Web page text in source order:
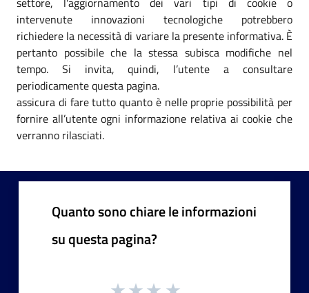
intervenute innovazioni tecnologiche potrebbero
richiedere la necessità di variare la presente informativa. È
pertanto possibile che la stessa subisca modifiche nel
tempo. Si invita, quindi, l’utente a consultare
periodicamente questa pagina.
assicura di fare tutto quanto è nelle proprie possibilità per
fornire all’utente ogni informazione relativa ai cookie che
verranno rilasciati.
Quanto sono chiare le informazioni
su questa pagina?